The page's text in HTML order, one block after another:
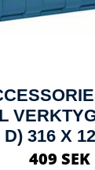
316 X
409 SEK